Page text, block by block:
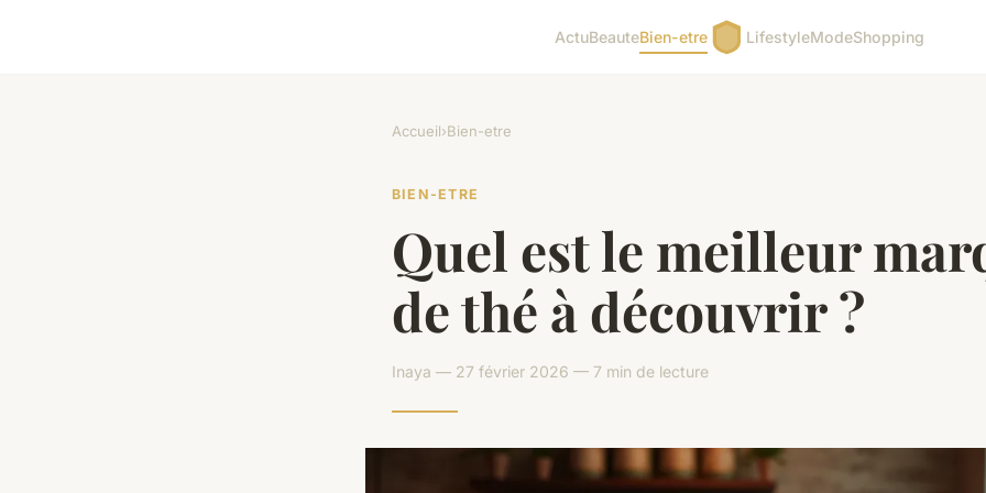
ActuBeauteBien-etre LifestyleModeShopping
Accueil›Bien-etre
BIEN-ETRE
Quel est le meilleur
de thé à découvrir ?
Inaya — 27 février 2026 — 7 min de lecture